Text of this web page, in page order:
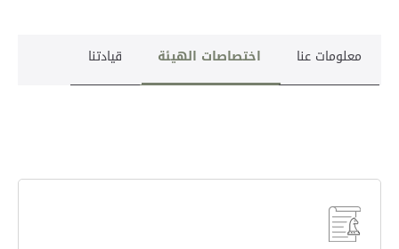
معلومات عنا اختصاصات الهيئة قيادتنا